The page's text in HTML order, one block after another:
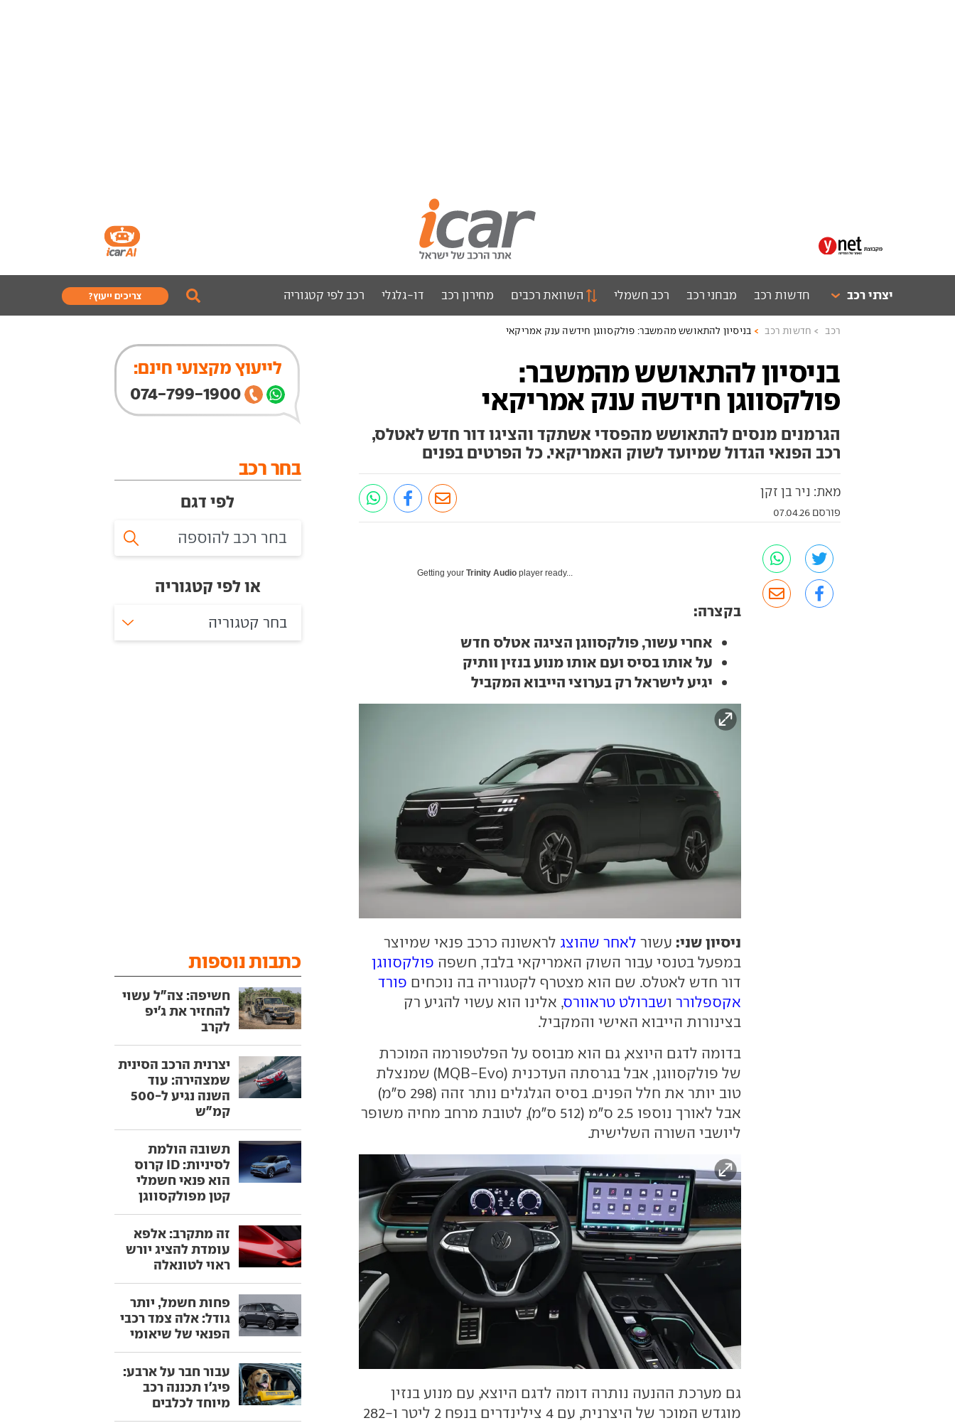
יצרני רכב חדשות רכב מבחני רכב רכב חשמלי השוואת רכבים מחירון רכב דו-גלגלי רכב לפי קטגוריה צריכים ייעוץ?
רכב חדשות רכב בניסיון להתאושש מהמשבר: פולקסווגן חידשה ענק אמריקאי
בניסיון להתאושש מהמשבר:
פולקסווגן חידשה ענק אמריקאי
הגרמנים מנסים להתאושש מהפסדי אשתקד והציגו דור חדש לאטלס,
רכב הפנאי הגדול שמיועד לשוק האמריקאי. כל הפרטים בפנים
מאת: ניר בן זקן
פורסם 07.04.26
Getting yourTrinity Audio player ready...
בקצרה:
אחרי עשור, פולקסווגן הציגה אטלס חדש
על אותו בסיס ועם אותו מנוע בנזין וותיק
יגיע לישראל רק בערוצי הייבוא המקביל
ניסיון שני: עשור לאחר שהוצג לראשונה כרכב פנאי שמיוצר
במפעל בטנסי עבור השוק האמריקאי בלבד, חשפה פולקסווגן
דור חדש לאטלס. שם הוא מצטרף לקטגוריה בה נוכחים פורד
אקספלורר ושברולט טראוורס, אלינו הוא עשוי להגיע רק
בצינורות הייבוא האישי והמקביל.
בדומה לדגם היוצא, גם הוא מבוסס על הפלטפורמה המוכרת
של פולקסווגן, אבל בגרסתה העדכנית (MQB-Evo) שמנצלת
טוב יותר את חלל הפנים. בסיס הגלגלים נותר זהה (298 ס"מ)
אבל לאורך נוספו 2.5 ס"מ (512 ס"מ), לטובת מרחב מחיה משופר
ליושבי השורה השלישית.
גם מערכת ההנעה נותרה דומה לדגם היוצא, עם מנוע בנזין
מוגדש המוכר של היצרנית, עם 4 צילינדרים בנפח 2 ליטר ו-282
לייעוץ מקצועי חינם:
074-799-1900
בחר רכב
לפי דגם
או לפי קטגוריה
בחר קטגוריה
כתבות נוספות
חשיפה: צה"ל עשוי
להחזיר את ג'יפ
לקרב
יצרנית הרכב הסינית
שמצהירה: עוד
השנה נגיע ל-500
קמ"ש
תשובה הולמת
לסיניות: ID קרוס
הוא פנאי חשמלי
קטן מפולקסווגן
זה מתקרב: אלפא
עומדת להציג יורש
ראוי לטונאלה
פחות חשמל, יותר
גודל: אלה צמד רכבי
הפנאי של שיאומי
עבור חבר על ארבע:
פיג'ו תכננה רכב
מיוחד לכלבים